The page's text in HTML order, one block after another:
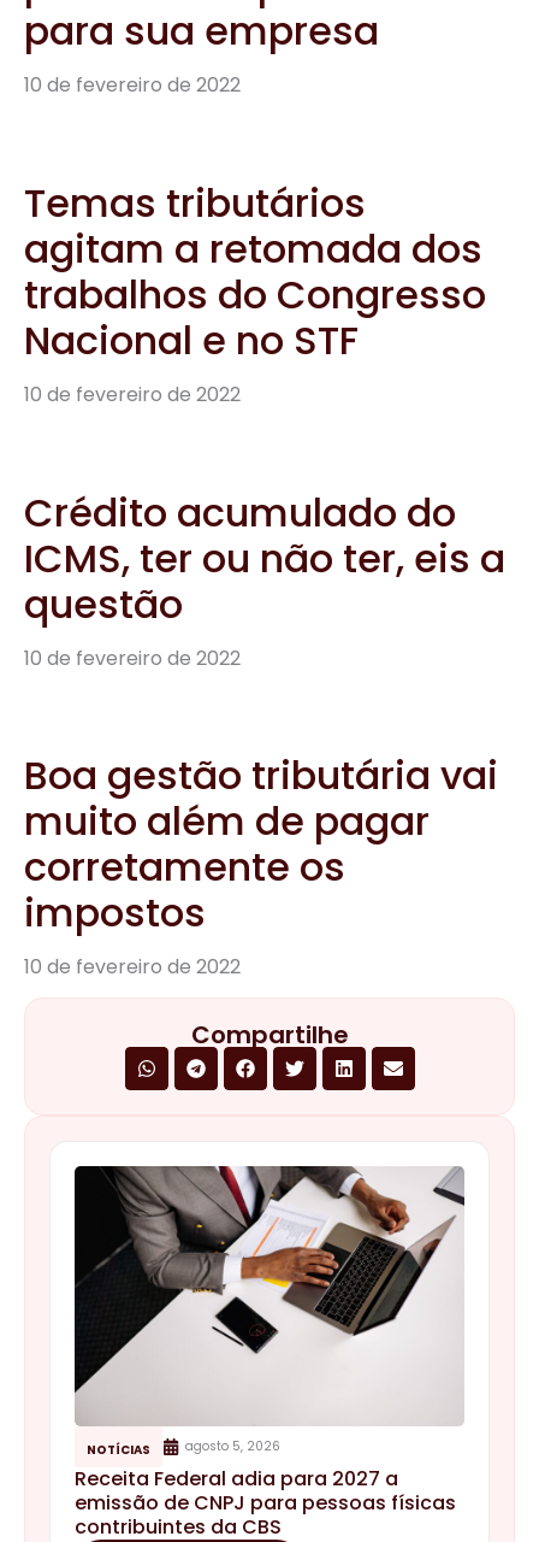
NOTÍCIAS agosto 5, 2026
Receita Federal adia para 2027 a
emissão de CNPJ para pessoas físicas
contribuintes da CBS
para sua empresa
10 de fevereiro de 2022
Temas tributários
agitam a retomada dos
trabalhos do Congresso
Nacional e no STF
10 de fevereiro de 2022
Crédito acumulado do
ICMS, ter ou não ter, eis a
questão
10 de fevereiro de 2022
Boa gestão tributária vai
muito além de pagar
corretamente os
impostos
10 de fevereiro de 2022
Compartilhe